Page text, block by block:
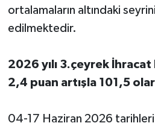
ortalamaların altındaki
edilmektedir.
2026 yılı 3.çeyrek
2,4 puan artışla 101,5
04-17 Haziran 2026 tarihleri